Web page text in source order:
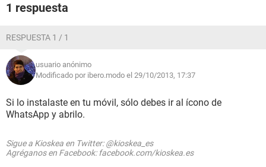
1 respuesta
RESPUESTA 1 / 1
usuario anónimo
Modificado por ibero.modo el 29/10/2013, 17:37
Si lo instalaste en tu móvil, sólo debes ir al ícono de
WhatsApp y abrilo.
Sigue a Kioskea en Twitter: @kioskea_es
Agréganos en Facebook: facebook.com/kioskea.es